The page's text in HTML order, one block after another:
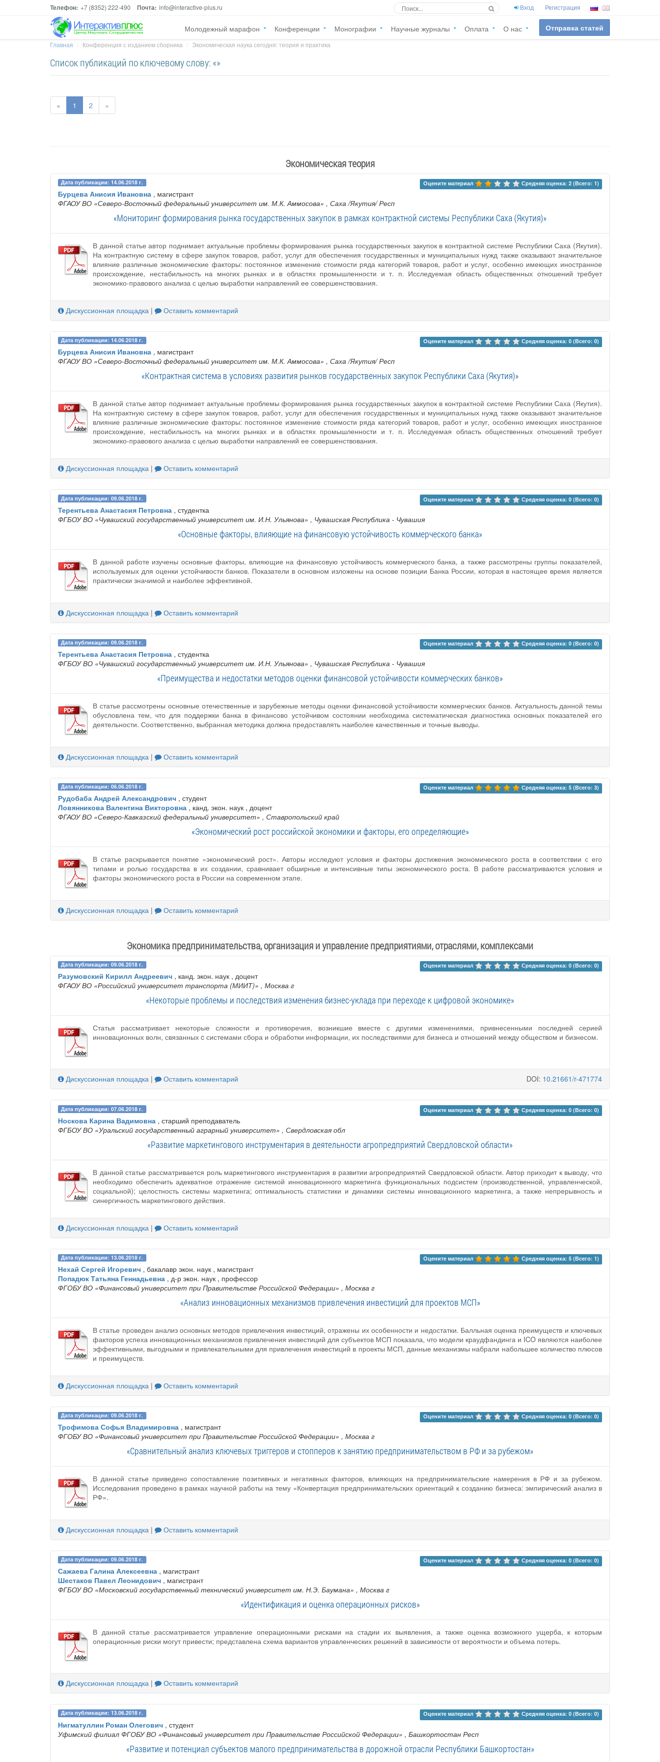
Телефон: +7 (8352) 222-490 Почта: info@interactive-plus.ru Вход Регистрация
Молодежный марафон Конференции Монографии Научные журналы Оплата О нас Отправка статей
Главная Конференция с изданием сборника Экономическая наука сегодня: теория и практика
Список публикаций по ключевому слову: «»
« 1 2 »
Экономическая теория
Дата публикации: 14.06.2018 г. Оцените материал Средняя оценка: 2 (Всего: 1)
Бурцева Анисия Ивановна , магистрант
ФГАОУ ВО «Северо-Восточный федеральный университет им. М.К. Аммосова» , Саха /Якутия/ Респ
«Мониторинг формирования рынка государственных закупок в рамках контрактной системы Республики Саха (Якутия)»
В данной статье автор поднимает актуальные проблемы формирования рынка государственных закупок в контрактной системе Республики Саха (Якутия).
На контрактную систему в сфере закупок товаров, работ, услуг для обеспечения государственных и муниципальных нужд также оказывают значительное
влияние различные экономические факторы: постоянное изменение стоимости ряда категорий товаров, работ и услуг, особенно имеющих иностранное
происхождение, нестабильность на многих рынках и в областях промышленности и т. п. Исследуемая область общественных отношений требует
экономико-правового анализа с целью выработки направлений ее совершенствования.
Дискуссионная площадка | Оставить комментарий
Дата публикации: 14.06.2018 г. Оцените материал Средняя оценка: 0 (Всего: 0)
Бурцева Анисия Ивановна , магистрант
ФГАОУ ВО «Северо-Восточный федеральный университет им. М.К. Аммосова» , Саха /Якутия/ Респ
«Контрактная система в условиях развития рынков государственных закупок Республики Саха (Якутия)»
В данной статье автор поднимает актуальные проблемы формирования рынка государственных закупок в контрактной системе Республики Саха (Якутия).
На контрактную систему в сфере закупок товаров, работ, услуг для обеспечения государственных и муниципальных нужд также оказывают значительное
влияние различные экономические факторы: постоянное изменение стоимости ряда категорий товаров, работ и услуг, особенно имеющих иностранное
происхождение, нестабильность на многих рынках и в областях промышленности и т. п. Исследуемая область общественных отношений требует
экономико-правового анализа с целью выработки направлений ее совершенствования.
Дискуссионная площадка | Оставить комментарий
Дата публикации: 09.06.2018 г. Оцените материал Средняя оценка: 0 (Всего: 0)
Терентьева Анастасия Петровна , студентка
ФГБОУ ВО «Чувашский государственный университет им. И.Н. Ульянова» , Чувашская Республика - Чувашия
«Основные факторы, влияющие на финансовую устойчивость коммерческого банка»
В данной работе изучены основные факторы, влияющие на финансовую устойчивость коммерческого банка, а также рассмотрены группы показателей,
используемых для оценки устойчивости банков. Показатели в основном изложены на основе позиции Банка России, которая в настоящее время является
практически значимой и наиболее эффективной.
Дискуссионная площадка | Оставить комментарий
Дата публикации: 09.06.2018 г. Оцените материал Средняя оценка: 0 (Всего: 0)
Терентьева Анастасия Петровна , студентка
ФГБОУ ВО «Чувашский государственный университет им. И.Н. Ульянова» , Чувашская Республика - Чувашия
«Преимущества и недостатки методов оценки финансовой устойчивости коммерческих банков»
В статье рассмотрены основные отечественные и зарубежные методы оценки финансовой устойчивости коммерческих банков. Актуальность данной темы
обусловлена тем, что для поддержки банка в финансово устойчивом состоянии необходима систематическая диагностика основных показателей его
деятельности. Соответственно, выбранная методика должна предоставлять наиболее качественные и точные выводы.
Дискуссионная площадка | Оставить комментарий
Дата публикации: 06.06.2018 г. Оцените материал Средняя оценка: 5 (Всего: 3)
Рудобаба Андрей Александрович , студент
Ловянникова Валентина Викторовна , канд. экон. наук , доцент
ФГАОУ ВО «Северо-Кавказский федеральный университет» , Ставропольский край
«Экономический рост российской экономики и факторы, его определяющие»
В статье раскрывается понятие «экономический рост». Авторы исследуют условия и факторы достижения экономического роста в соответствии с его
типами и ролью государства в их создании, сравнивает обширные и интенсивные типы экономического роста. В работе рассматриваются условия и
факторы экономического роста в России на современном этапе.
Дискуссионная площадка | Оставить комментарий
Экономика предпринимательства, организация и управление предприятиями, отраслями, комплексами
Дата публикации: 09.06.2018 г. Оцените материал Средняя оценка: 0 (Всего: 0)
Разумовский Кирилл Андреевич , канд. экон. наук , доцент
ФГАОУ ВО «Российский университет транспорта (МИИТ)» , Москва г
«Некоторые проблемы и последствия изменения бизнес-уклада при переходе к цифровой экономике»
Статья рассматривает некоторые сложности и противоречия, возникшие вместе с другими изменениями, привнесенными последней серией
инновационных волн, связанных c системами сбора и обработки информации, их последствиями для бизнеса и отношений между обществом и бизнесом.
Дискуссионная площадка | Оставить комментарий DOI: 10.21661/r-471774
Дата публикации: 07.06.2018 г. Оцените материал Средняя оценка: 0 (Всего: 0)
Носкова Карина Вадимовна , старший преподаватель
ФГБОУ ВО «Уральский государственный аграрный университет» , Свердловская обл
«Развитие маркетингового инструментария в деятельности агропредприятий Свердловской области»
В данной статье рассматривается роль маркетингового инструментария в развитии агропредприятий Свердловской области. Автор приходит к выводу, что
необходимо обеспечить адекватное отражение системой инновационного маркетинга функциональных подсистем (производственной, управленческой,
социальной); целостность системы маркетинга; оптимальность статистики и динамики системы инновационного маркетинга, а также непрерывность и
синергичность маркетингового действия.
Дискуссионная площадка | Оставить комментарий
Дата публикации: 13.06.2018 г. Оцените материал Средняя оценка: 5 (Всего: 1)
Нехай Сергей Игоревич , бакалавр экон. наук , магистрант
Попадюк Татьяна Геннадьевна , д-р экон. наук , профессор
ФГОБУ ВО «Финансовый университет при Правительстве Российской Федерации» , Москва г
«Анализ инновационных механизмов привлечения инвестиций для проектов МСП»
В статье проведен анализ основных методов привлечения инвестиций, отражены их особенности и недостатки. Балльная оценка преимуществ и ключевых
факторов успеха инновационных механизмов привлечения инвестиций для субъектов МСП показала, что модели краудфандинга и ICO являются наиболее
эффективными, выгодными и привлекательными для привлечения инвестиций в проекты МСП, данные механизмы набрали набольшее количество плюсов
и преимуществ.
Дискуссионная площадка | Оставить комментарий
Дата публикации: 09.06.2018 г. Оцените материал Средняя оценка: 0 (Всего: 0)
Трофимова Софья Владимировна , магистрант
ФГОБУ ВО «Финансовый университет при Правительстве Российской Федерации» , Москва г
«Сравнительный анализ ключевых триггеров и стопперов к занятию предпринимательством в РФ и за рубежом»
В данной статье приведено сопоставление позитивных и негативных факторов, влияющих на предпринимательские намерения в РФ и за рубежом.
Исследования проведено в рамках научной работы на тему «Конвертация предпринимательских ориентаций к созданию бизнеса: эмпирический анализ в
РФ».
Дискуссионная площадка | Оставить комментарий
Дата публикации: 09.06.2018 г. Оцените материал Средняя оценка: 0 (Всего: 0)
Сажаева Галина Алексеевна , магистрант
Шестаков Павел Леонидович , магистрант
ФГБОУ ВО «Московский государственный технический университет им. Н.Э. Баумана» , Москва г
«Идентификация и оценка операционных рисков»
В данной статье рассматривается управление операционными рисками на стадии их выявления, а также оценка возможного ущерба, к которым
операционные риски могут привести; представлена схема вариантов управленческих решений в зависимости от вероятности и объема потерь.
Дискуссионная площадка | Оставить комментарий
Дата публикации: 13.06.2018 г. Оцените материал Средняя оценка: 0 (Всего: 0)
Нигматуллин Роман Олегович , студент
Уфимский филиал ФГОБУ ВО «Финансовый университет при Правительстве Российской Федерации» , Башкортостан Респ
«Развитие и потенциал субъектов малого предпринимательства в дорожной отрасли Республики Башкортостан»